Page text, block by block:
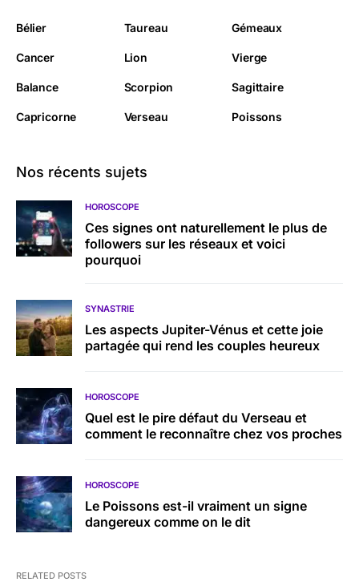
Bélier Taureau Gémeaux
Cancer Lion Vierge
Balance Scorpion Sagittaire
Capricorne Verseau Poissons
Nos récents sujets
HOROSCOPE
Ces signes ont naturellement le plus de
followers sur les réseaux et voici
pourquoi
SYNASTRIE
Les aspects Jupiter-Vénus et cette joie
partagée qui rend les couples heureux
HOROSCOPE
Quel est le pire défaut du Verseau et
comment le reconnaître chez vos proches
HOROSCOPE
Le Poissons est-il vraiment un signe
dangereux comme on le dit
RELATED POSTS